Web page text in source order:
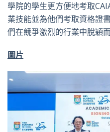
學院的學生更方便地考取
業技能並為他們考取資格證
們在競爭激烈的行業中脫穎而
圖片